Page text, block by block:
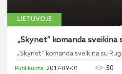
LIETUVOJE
„Skynet“ komanda sveikina
„Skynet“ komanda sveikina su
2017-09-01 50